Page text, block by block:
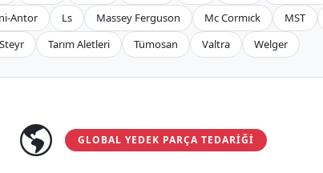
Antor Ls Massey Ferguson Mc Cormıck MST
Steyr
Tarım Aletleri Tümosan Valtra Welger
GLOBAL YEDEK PARÇA TEDARIĞI